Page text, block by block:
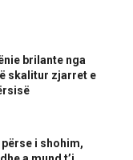
brilante nga
skalitur zjarret e
i shohim,